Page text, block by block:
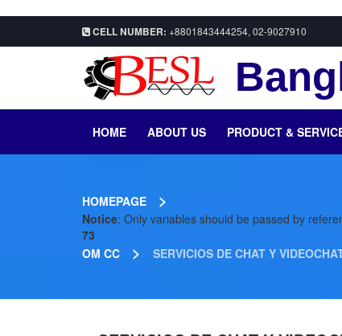
CELL NUMBER: +8801843444254, 02-9027910
HOME ABOUT US PRODUCT &
HOMEPAGE >
Notice: Only variables should be passed by
73
OM CC
> SERVICIOS DE CHAT Y